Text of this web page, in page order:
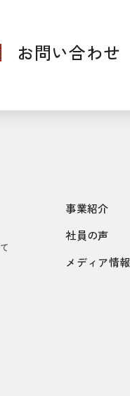
お問い合わせ
事業紹介
社員の声
メディア情報